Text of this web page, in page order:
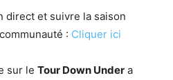
direct et suivre la saison
: Cliquer ici
sur le Tour Down Under a